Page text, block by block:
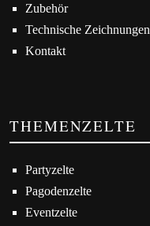
Zubehör
Technische Zeichnungen
Kontakt
THEMENZELTE
Partyzelte
Pagodenzelte
Eventzelte